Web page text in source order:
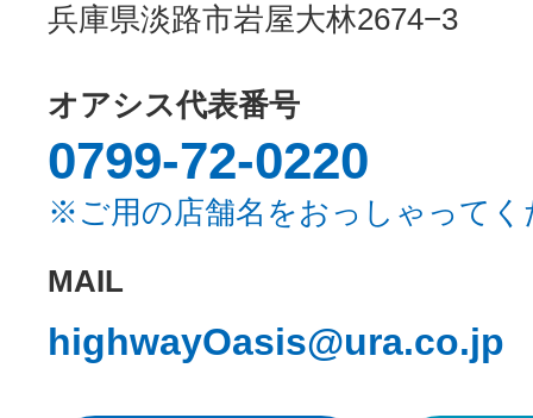
兵庫県淡路市岩屋大林2674−3
オアシス代表番号
0799-72-0220
※ご用の店舗名をおっしゃってく
MAIL
highwayOasis@ura.co.jp